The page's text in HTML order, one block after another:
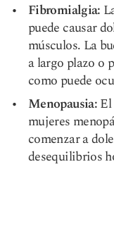
Fibromialgia:
puede causar
músculos. La
a largo plazo o
como puede
Menopausia:El
mujeres
comenzar a
desequilibrios